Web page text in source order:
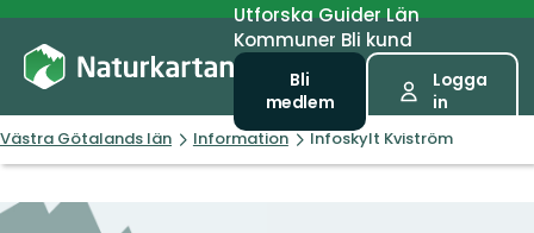
UtforskaGuiderLän
Kommuner Bli kund
Bli
medlem
Logga
in
Västra Götalands län Information Infoskylt Kviström